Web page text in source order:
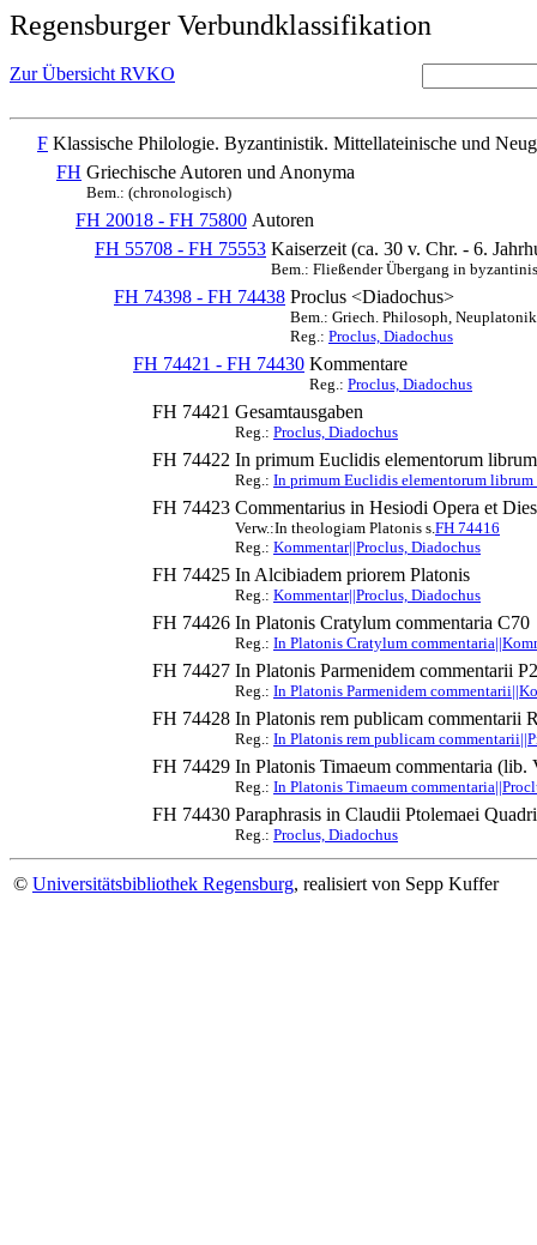
Regensburger Verbundklassifikation
Zur Übersicht RVKO
F Klassische Philologie. Byzantinistik. Mittellateinische und
FH Griechische Autoren und Anonyma
Bem.: (chronologisch)
FH 20018 - FH 75800 Autoren
FH 55708 - FH 75553 Kaiserzeit (ca. 30 v. Chr. - 6.
Bem.: Fließender Übergang in
FH 74398 - FH 74438 Proclus <Diadochus>
Bem.: Griech. Philosoph,
Reg.: Proclus, Diadochus
FH 74421 - FH 74430 Kommentare
Reg.: Proclus, Diadochus
FH 74421 Gesamtausgaben
Reg.: Proclus, Diadochus
FH 74422 In primum Euclidis elementorum
Reg.: In primum Euclidis elementorum
FH 74423 Commentarius in Hesiodi Opera et Dies
Verw.:In theologiam Platonis s.FH 74416
Reg.: Kommentar||Proclus, Diadochus
FH 74425 In Alcibiadem priorem Platonis
Reg.: Kommentar||Proclus, Diadochus
FH 74426 In Platonis Cratylum commentaria C70
Reg.: In Platonis Cratylum
FH 74427 In Platonis Parmenidem commentarii
Reg.: In Platonis Parmenidem
FH 74428 In Platonis rem publicam commentarii
Reg.: In Platonis rem publicam
FH 74429 In Platonis Timaeum commentaria (lib.
Reg.: In Platonis Timaeum
FH 74430 Paraphrasis in Claudii Ptolemaei
Reg.: Proclus, Diadochus
© Universitätsbibliothek Regensburg, realisiert von Sepp Kuffer